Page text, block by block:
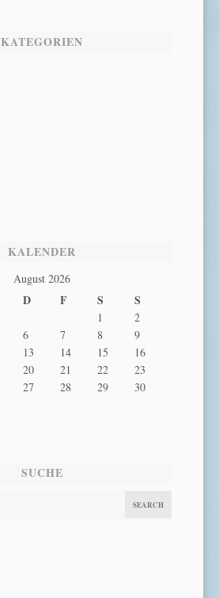
KATEGORIEN
KALENDER
August 2026
D F S S
1
2
6 7 8
9
13 14 15
16
20 21 22
23
27 28 29
30
SUCHE